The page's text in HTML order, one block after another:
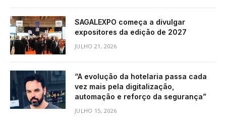
SAGALEXPO começa a divulgar
expositores da edição de 2027
JULHO 21, 2026
“A evolução da hotelaria passa cada
vez mais pela digitalização,
automação e reforço da segurança”
JULHO 15, 2026